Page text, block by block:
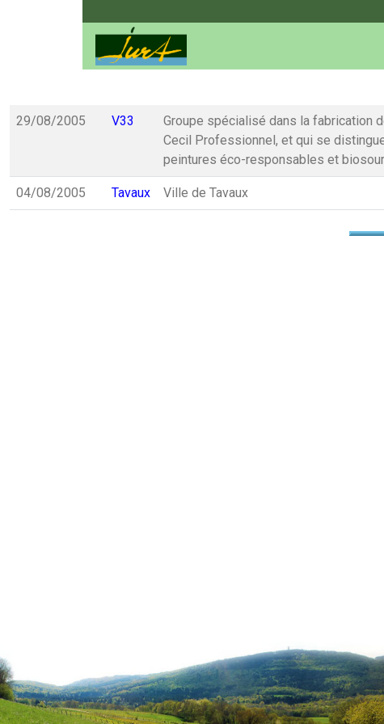
29/08/2005 V33
Groupe spécialisé dans la fabrication
Cecil Professionnel, et qui se
peintures éco-responsables et
04/08/2005 Tavaux Ville de Tavaux